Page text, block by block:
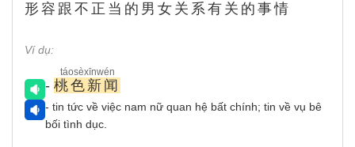
形容跟不正当的男女关系有关的事情
Ví dụ:
- 桃色新闻
táosèxīnwén
- tin tức về việc nam nữ quan hệ bất chính; tin về vụ bê
bối tình dục.